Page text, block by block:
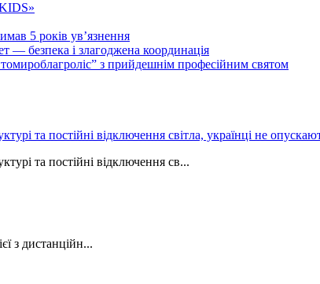
5 років ув’язнення
безпека і злагоджена координація
з прийдешнім професійним святом
та постійні відключення світла, українці не
та постійні відключення св...
з дистанційн...